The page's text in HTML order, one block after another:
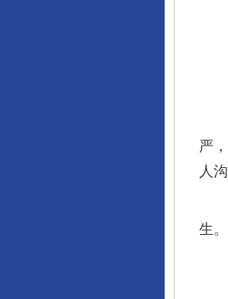
衷
4
经
严
人
针
生。